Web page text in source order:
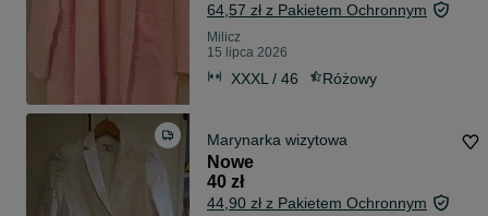
64,57 zł z Pakietem Ochronnym
Milicz
15 lipca 2026
XXXL / 46 Różowy
Marynarka wizytowa
Nowe
40 zł
44,90 zł z Pakietem Ochronnym